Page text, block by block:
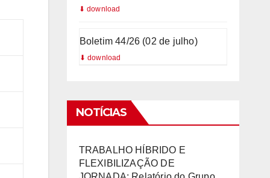
Boletim 44/26 (02 de julho)
NOTÍCIAS
TRABALHO HÍBRIDO E
FLEXIBILIZAÇÃO DE